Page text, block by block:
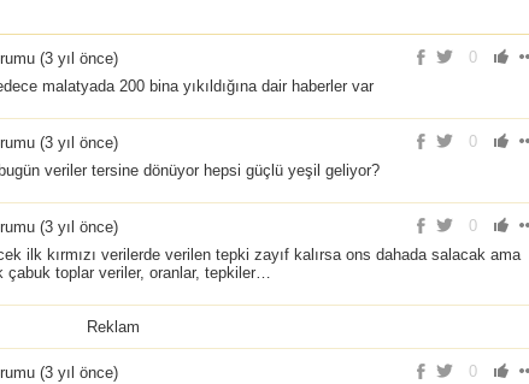
0
(3 yıl önce)
malatyada 200 bina yıkıldığına dair haberler var
0
(3 yıl önce)
veriler tersine dönüyor hepsi güçlü yeşil geliyor?
0
(3 yıl önce)
ilk kırmızı verilerde verilen tepki zayıf kalırsa ons dahada salacak ama
çabuk toplar veriler, oranlar, tepkiler…
Reklam
0
(3 yıl önce)